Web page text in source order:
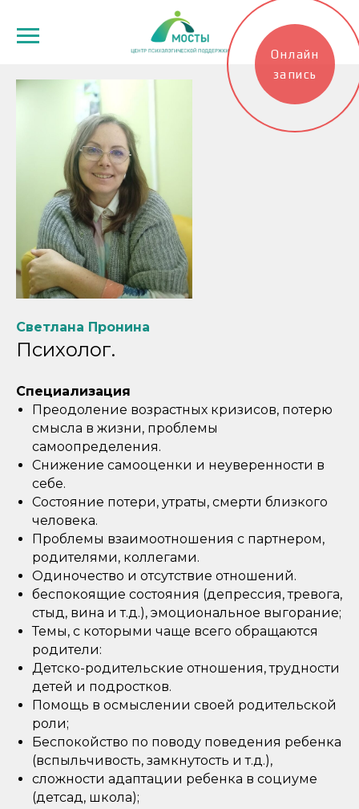
Светлана Пронина
Психолог.
Специализация
Преодоление возрастных кризисов, потерю
смысла в жизни, проблемы
самоопределения.
Снижение самооценки и неуверенности в
себе.
Состояние потери, утраты, смерти близкого
человека.
Проблемы взаимоотношения с партнером,
родителями, коллегами.
Одиночество и отсутствие отношений.
беспокоящие состояния (депрессия, тревога,
стыд, вина и т.д.), эмоциональное выгорание;
Темы, с которыми чаще всего обращаются
родители:
Детско-родительские отношения, трудности
детей и подростков.
Помощь в осмыслении своей родительской
роли;
Беспокойство по поводу поведения ребенка
(вспыльчивость, замкнутость и т.д.),
сложности адаптации ребенка в социуме
(детсад, школа);
Онлайн
запись